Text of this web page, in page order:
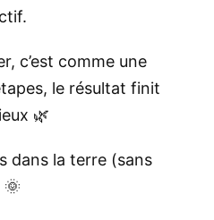
c’est comme une
le résultat finit
🌿
dans la terre (sans